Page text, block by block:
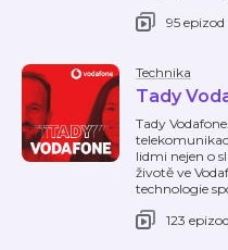
95 epizod
Technika
Tady
Tady
lidmi nejen o
životě ve
technologie
123 epizod